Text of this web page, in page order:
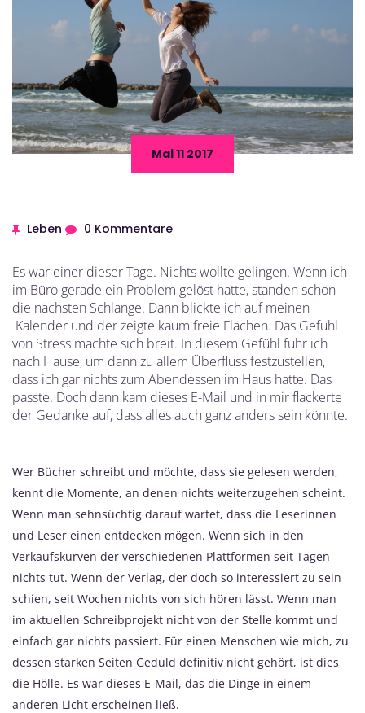
Mai 11 2017
Leben 0 Kommentare
Es war einer dieser Tage. Nichts wollte gelingen. Wenn ich
im Büro gerade ein Problem gelöst hatte, standen schon
die nächsten Schlange. Dann blickte ich auf meinen
Kalender und der zeigte kaum freie Flächen. Das Gefühl
von Stress machte sich breit. In diesem Gefühl fuhr ich
nach Hause, um dann zu allem Überfluss festzustellen,
dass ich gar nichts zum Abendessen im Haus hatte. Das
passte. Doch dann kam dieses E-Mail und in mir flackerte
der Gedanke auf, dass alles auch ganz anders sein könnte.
Wer Bücher schreibt und möchte, dass sie gelesen werden,
kennt die Momente, an denen nichts weiterzugehen scheint.
Wenn man sehnsüchtig darauf wartet, dass die Leserinnen
und Leser einen entdecken mögen. Wenn sich in den
Verkaufskurven der verschiedenen Plattformen seit Tagen
nichts tut. Wenn der Verlag, der doch so interessiert zu sein
schien, seit Wochen nichts von sich hören lässt. Wenn man
im aktuellen Schreibprojekt nicht von der Stelle kommt und
einfach gar nichts passiert. Für einen Menschen wie mich, zu
dessen starken Seiten Geduld definitiv nicht gehört, ist dies
die Hölle. Es war dieses E-Mail, das die Dinge in einem
anderen Licht erscheinen ließ.